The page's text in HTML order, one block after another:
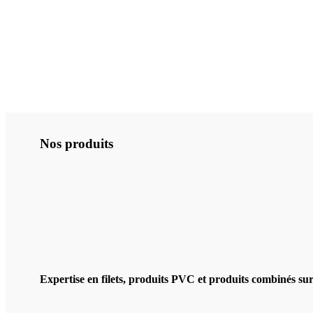
Nos produits
Expertise en filets, produits PVC et produits combinés